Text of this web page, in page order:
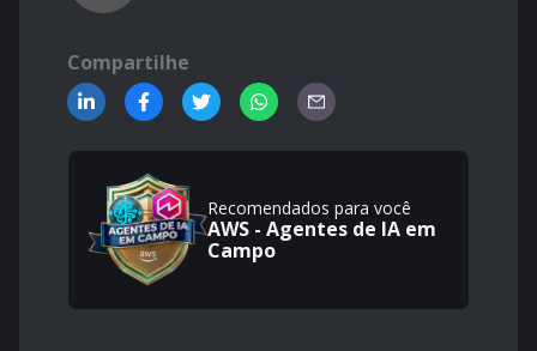
Compartilhe
Recomendados para você
AWS - Agentes de IA em
Campo